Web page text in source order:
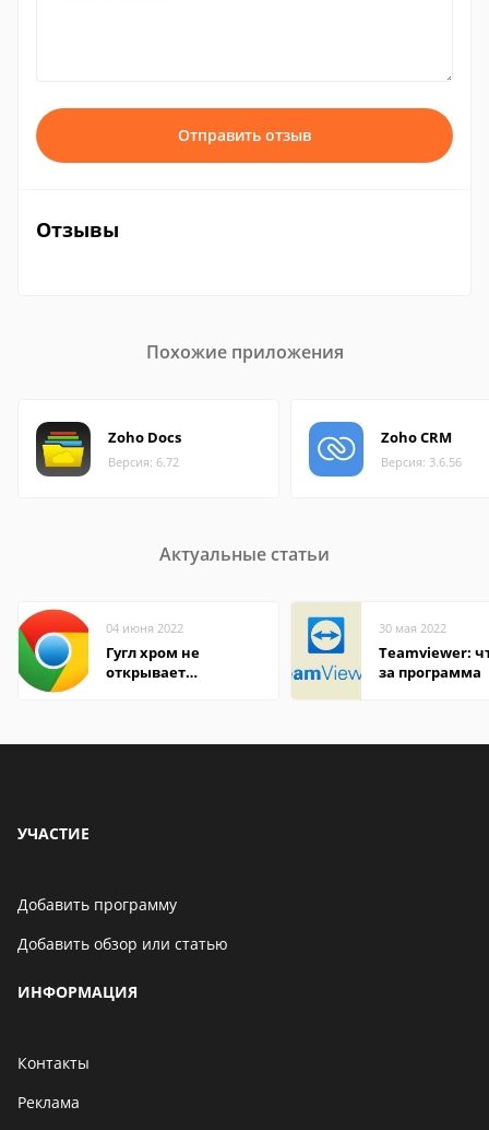
Отправить отзыв
Отзывы
Похожие приложения
Zoho Docs
Версия: 6.72
Zoho CRM
Версия: 3.6.56
Актуальные статьи
04 июня 2022
Гугл хром не
открывает
30 мая 2022
Teamviewer:
за программа
УЧАСТИЕ
Добавить программу
Добавить обзор или статью
ИНФОРМАЦИЯ
Контакты
Реклама